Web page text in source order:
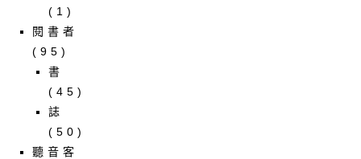
(1)
閱書者
(95)
書
(45)
誌
(50)
聽音客